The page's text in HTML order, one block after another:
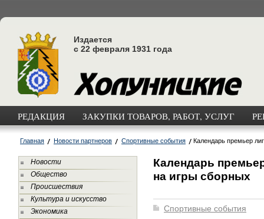
Издается
с 22 февраля 1931 года
РЕДАКЦИЯ ЗАКУПКИ ТОВАРОВ, РАБОТ, УСЛУГ
Главная Новости партнеров Спортивные события Календарь премьер
Новости
Общество
Происшествия
Культура и искусство
Экономика
Календарь
на игры сборных
Спортивные события